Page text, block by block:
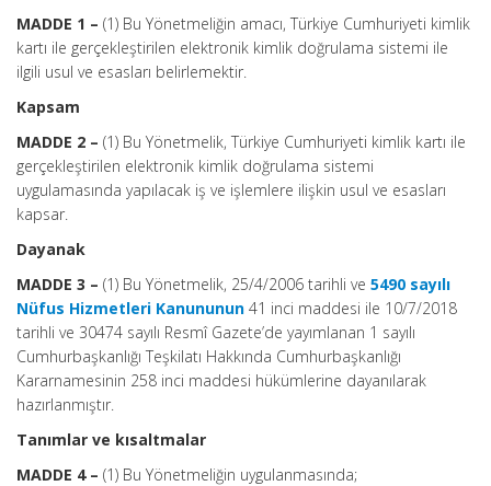
MADDE 1 – (1) Bu Yönetmeliğin amacı, Türkiye Cumhuriyeti kimlik
kartı ile gerçekleştirilen elektronik kimlik doğrulama sistemi ile
ilgili usul ve esasları belirlemektir.
Kapsam
MADDE 2 – (1) Bu Yönetmelik, Türkiye Cumhuriyeti kimlik kartı ile
gerçekleştirilen elektronik kimlik doğrulama sistemi
uygulamasında yapılacak iş ve işlemlere ilişkin usul ve esasları
kapsar.
Dayanak
MADDE 3 – (1) Bu Yönetmelik, 25/4/2006 tarihli ve 5490 sayılı
Nüfus Hizmetleri Kanununun 41 inci maddesi ile 10/7/2018
tarihli ve 30474 sayılı Resmî Gazete’de yayımlanan 1 sayılı
Cumhurbaşkanlığı Teşkilatı Hakkında Cumhurbaşkanlığı
Kararnamesinin 258 inci maddesi hükümlerine dayanılarak
hazırlanmıştır.
Tanımlar ve kısaltmalar
MADDE 4 – (1) Bu Yönetmeliğin uygulanmasında;